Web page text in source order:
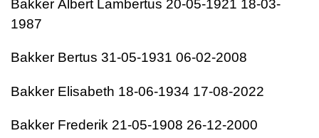
Bakker Albert Lambertus 20-05-1921 18-03-
1987
Bakker Bertus 31-05-1931 06-02-2008
Bakker Elisabeth 18-06-1934 17-08-2022
Bakker Frederik 21-05-1908 26-12-2000